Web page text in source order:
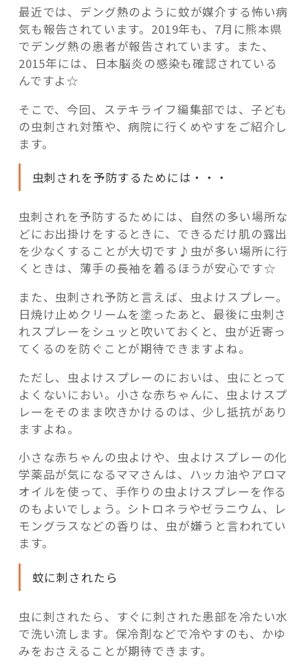
最近では、デング熱のように蚊が媒介する怖い病
気も報告されています。2019年も、7月に熊本県
でデング熱の患者が報告されています。また、
2015年には、日本脳炎の感染も確認されている
んですよ☆
そこで、今回、ステキライフ編集部では、子ども
の虫刺され対策や、病院に行くめやすをご紹介し
ます。
虫刺されを予防するためには・・・
虫刺されを予防するためには、自然の多い場所な
どにお出掛けをするときに、できるだけ肌の露出
を少なくすることが大切です♪虫が多い場所に行
くときは、薄手の長袖を着るほうが安心です☆
また、虫刺され予防と言えば、虫よけスプレー。
日焼け止めクリームを塗ったあと、最後に虫刺さ
れスプレーをシュッと吹いておくと、虫が近寄っ
てくるのを防ぐことが期待できますよね。
ただし、虫よけスプレーのにおいは、虫にとって
よくないにおい。小さな赤ちゃんに、虫よけスプ
レーをそのまま吹きかけるのは、少し抵抗があり
ますよね。
小さな赤ちゃんの虫よけや、虫よけスプレーの化
学薬品が気になるママさんは、ハッカ油やアロマ
オイルを使って、手作りの虫よけスプレーを作る
のもよいでしょう。シトロネラやゼラニウム、レ
モングラスなどの香りは、虫が嫌うと言われてい
ます。
蚊に刺されたら
虫に刺されたら、すぐに刺された患部を冷たい水
で洗い流します。保冷剤などで冷やすのも、かゆ
みをおさえることが期待できます。